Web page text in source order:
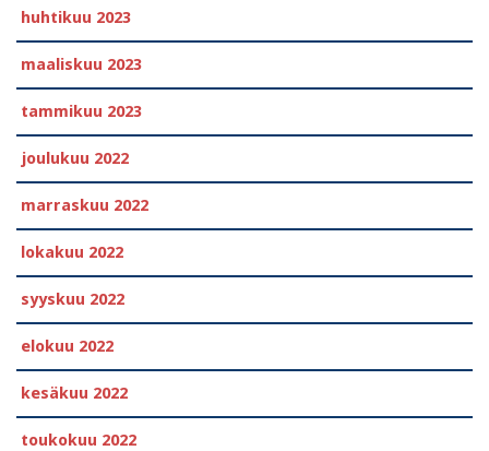
huhtikuu 2023
maaliskuu 2023
tammikuu 2023
joulukuu 2022
marraskuu 2022
lokakuu 2022
syyskuu 2022
elokuu 2022
kesäkuu 2022
toukokuu 2022